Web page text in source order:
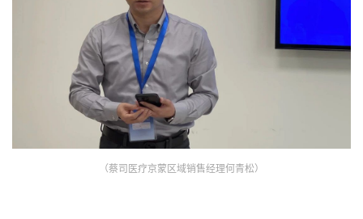
（蔡司医疗京蒙区域销售经理何青松）